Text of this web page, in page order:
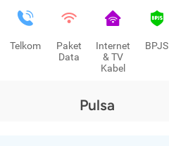
Telkom
Paket
Data
Internet
& TV
Kabel
BPJS
Pulsa